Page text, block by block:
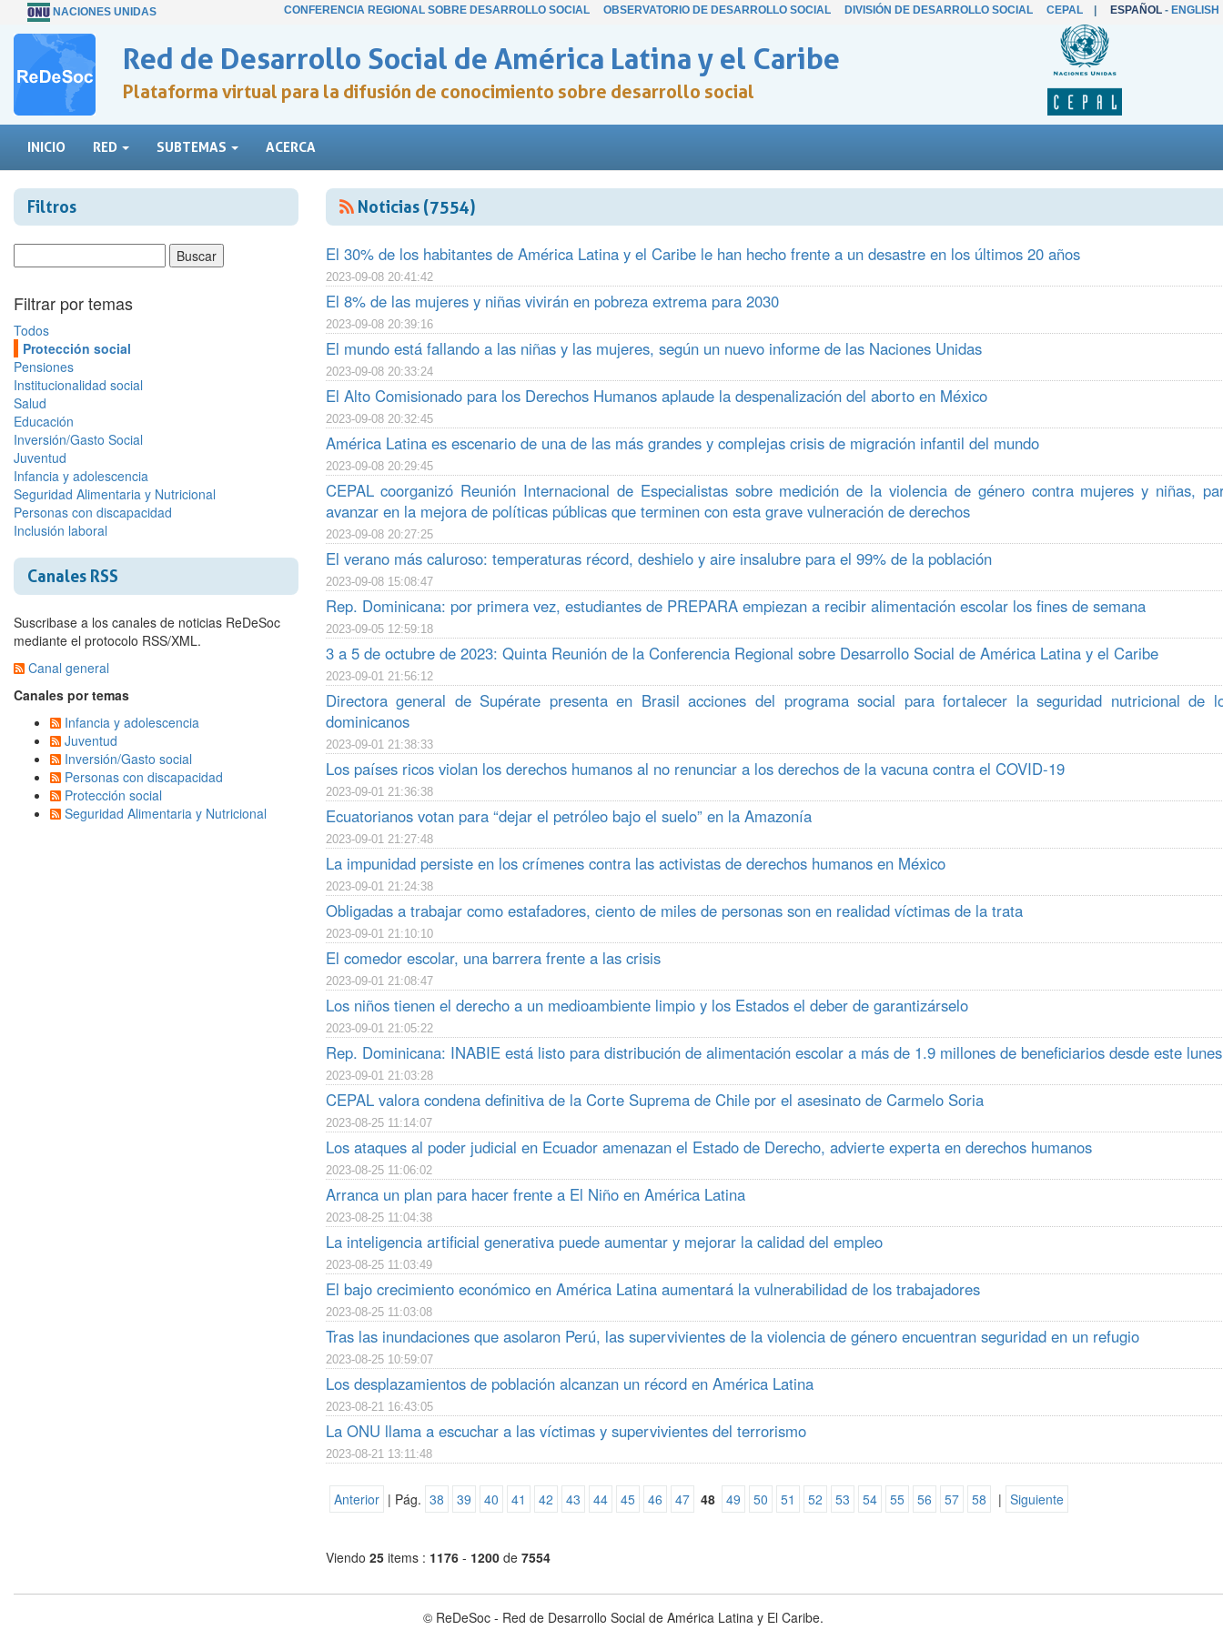
NACIONES UNIDAS CONFERENCIA REGIONAL SOBRE DESARROLLO SOCIAL OBSERVATORIO DE DESARROLLO SOCIAL DIVISIÓN DE DESARROLLO SOCIAL CEPAL| ESPAÑOL- ENGLISH
Red de Desarrollo Social de América Latina y el Caribe
Plataforma virtual para la difusión de conocimiento sobre desarrollo social
INICIO RED SUBTEMAS ACERCA
Filtros
Filtrar por temas
Todos
Protección social
Pensiones
Institucionalidad social
Salud
Educación
Inversión/Gasto Social
Juventud
Infancia y adolescencia
Seguridad Alimentaria y Nutricional
Personas con discapacidad
Inclusión laboral
Canales RSS
Suscribase a los canales de noticias ReDeSoc
mediante el protocolo RSS/XML.
Canal general
Canales por temas
Infancia y adolescencia
Juventud
Inversión/Gasto social
Personas con discapacidad
Protección social
Seguridad Alimentaria y Nutricional
Noticias (7554)
El 30% de los habitantes de América Latina y el Caribe le han hecho frente a un desastre en los últimos 20 años
2023-09-08 20:41:42
El 8% de las mujeres y niñas vivirán en pobreza extrema para 2030
2023-09-08 20:39:16
El mundo está fallando a las niñas y las mujeres, según un nuevo informe de las Naciones Unidas
2023-09-08 20:33:24
El Alto Comisionado para los Derechos Humanos aplaude la despenalización del aborto en México
2023-09-08 20:32:45
América Latina es escenario de una de las más grandes y complejas crisis de migración infantil del mundo
2023-09-08 20:29:45
CEPAL coorganizó Reunión Internacional de Especialistas sobre medición de la violencia de género contra mujeres y niñas,
avanzar en la mejora de políticas públicas que terminen con esta grave vulneración de derechos
2023-09-08 20:27:25
El verano más caluroso: temperaturas récord, deshielo y aire insalubre para el 99% de la población
2023-09-08 15:08:47
Rep. Dominicana: por primera vez, estudiantes de PREPARA empiezan a recibir alimentación escolar los fines de semana
2023-09-05 12:59:18
3 a 5 de octubre de 2023: Quinta Reunión de la Conferencia Regional sobre Desarrollo Social de América Latina y el Caribe
2023-09-01 21:56:12
Directora general de Supérate presenta en Brasil acciones del programa social para fortalecer la seguridad nutricional de
dominicanos
2023-09-01 21:38:33
Los países ricos violan los derechos humanos al no renunciar a los derechos de la vacuna contra el COVID-19
2023-09-01 21:36:38
Ecuatorianos votan para “dejar el petróleo bajo el suelo” en la Amazonía
2023-09-01 21:27:48
La impunidad persiste en los crímenes contra las activistas de derechos humanos en México
2023-09-01 21:24:38
Obligadas a trabajar como estafadores, ciento de miles de personas son en realidad víctimas de la trata
2023-09-01 21:10:10
El comedor escolar, una barrera frente a las crisis
2023-09-01 21:08:47
Los niños tienen el derecho a un medioambiente limpio y los Estados el deber de garantizárselo
2023-09-01 21:05:22
Rep. Dominicana: INABIE está listo para distribución de alimentación escolar a más de 1.9 millones de beneficiarios desde este lunes
2023-09-01 21:03:28
CEPAL valora condena definitiva de la Corte Suprema de Chile por el asesinato de Carmelo Soria
2023-08-25 11:14:07
Los ataques al poder judicial en Ecuador amenazan el Estado de Derecho, advierte experta en derechos humanos
2023-08-25 11:06:02
Arranca un plan para hacer frente a El Niño en América Latina
2023-08-25 11:04:38
La inteligencia artificial generativa puede aumentar y mejorar la calidad del empleo
2023-08-25 11:03:49
El bajo crecimiento económico en América Latina aumentará la vulnerabilidad de los trabajadores
2023-08-25 11:03:08
Tras las inundaciones que asolaron Perú, las supervivientes de la violencia de género encuentran seguridad en un refugio
2023-08-25 10:59:07
Los desplazamientos de población alcanzan un récord en América Latina
2023-08-21 16:43:05
La ONU llama a escuchar a las víctimas y supervivientes del terrorismo
2023-08-21 13:11:48
Anterior | Pág. 38 39 40 41 42 43 44 45 46 47 48 49 50 51 52 53 54 55 56 57 58 | Siguiente
Viendo 25items : 1176- 1200de 7554
© ReDeSoc - Red de Desarrollo Social de América Latina y El Caribe.